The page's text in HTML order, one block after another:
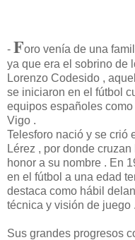
- Foro venía de una
ya que era el sobrino de
Lorenzo Codesido ,
se iniciaron en el fútbol
equipos españoles
Vigo .
Telesforo nació y se crió
Lérez , por donde
honor a su nombre . En
en el fútbol a una edad
destaca como hábil
técnica y visión de juego .
Sus grandes progresos